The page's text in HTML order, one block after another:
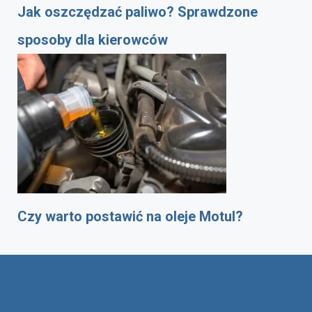
Jak oszczędzać paliwo? Sprawdzone
sposoby dla kierowców
Czy warto postawić na oleje Motul?